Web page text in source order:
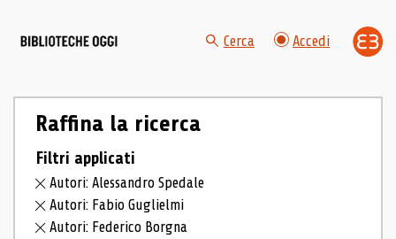
Cerca Accedi
Raffina la ricerca
Filtri applicati
Autori: Alessandro Spedale
Autori: Fabio Guglielmi
Autori: Federico Borgna